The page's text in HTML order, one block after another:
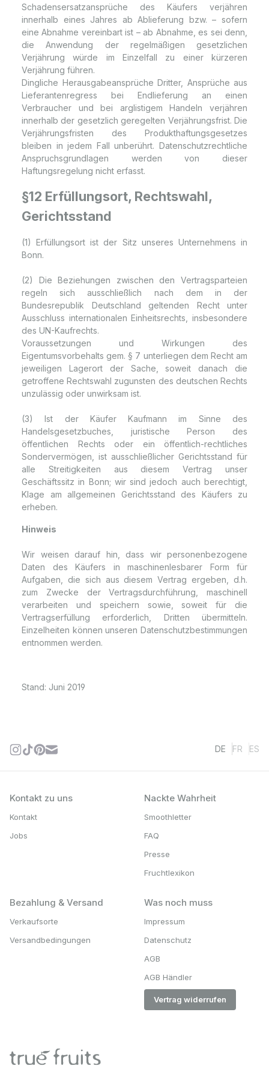
Schadensersatzansprüche des Käufers verjähren
innerhalb eines Jahres ab Ablieferung bzw. – sofern
eine Abnahme vereinbart ist – ab Abnahme, es sei denn,
die Anwendung der regelmäßigen gesetzlichen
Verjährung würde im Einzelfall zu einer kürzeren
Verjährung führen.
Dingliche Herausgabeansprüche Dritter, Ansprüche aus
Lieferantenregress bei Endlieferung an einen
Verbraucher und bei arglistigem Handeln verjähren
innerhalb der gesetzlich geregelten Verjährungsfrist. Die
Verjährungsfristen des Produkthaftungsgesetzes
bleiben in jedem Fall unberührt. Datenschutzrechtliche
Anspruchsgrundlagen werden von dieser
Haftungsregelung nicht erfasst.
§12 Erfüllungsort, Rechtswahl,
Gerichtsstand
(1) Erfüllungsort ist der Sitz unseres Unternehmens in
Bonn.
(2) Die Beziehungen zwischen den Vertragsparteien
regeln sich ausschließlich nach dem in der
Bundesrepublik Deutschland geltenden Recht unter
Ausschluss internationalen Einheitsrechts, insbesondere
des UN-Kaufrechts.
Voraussetzungen und Wirkungen des
Eigentumsvorbehalts gem. § 7 unterliegen dem Recht am
jeweiligen Lagerort der Sache, soweit danach die
getroffene Rechtswahl zugunsten des deutschen Rechts
unzulässig oder unwirksam ist.
(3) Ist der Käufer Kaufmann im Sinne des
Handelsgesetzbuches, juristische Person des
öffentlichen Rechts oder ein öffentlich-rechtliches
Sondervermögen, ist ausschließlicher Gerichtsstand für
alle Streitigkeiten aus diesem Vertrag unser
Geschäftssitz in Bonn; wir sind jedoch auch berechtigt,
Klage am allgemeinen Gerichtsstand des Käufers zu
erheben.
Hinweis
Wir weisen darauf hin, dass wir personenbezogene
Daten des Käufers in maschinenlesbarer Form für
Aufgaben, die sich aus diesem Vertrag ergeben, d.h.
zum Zwecke der Vertragsdurchführung, maschinell
verarbeiten und speichern sowie, soweit für die
Vertragserfüllung erforderlich, Dritten übermitteln.
Einzelheiten können unseren Datenschutzbestimmungen
entnommen werden.
Stand: Juni 2019
DE FR ES
Kontakt zu uns
Kontakt
Jobs
Nackte Wahrheit
Smoothletter
FAQ
Presse
Fruchtlexikon
Bezahlung & Versand
Verkaufsorte
Versandbedingungen
Was noch muss
Impressum
Datenschutz
AGB
AGB Händler
Vertrag widerrufen